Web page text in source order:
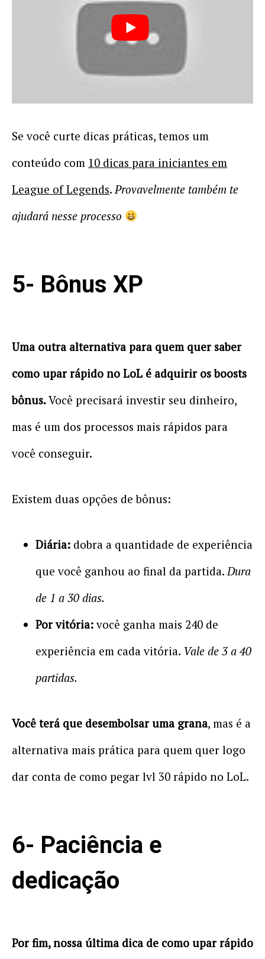
Se você curte dicas práticas, temos um
conteúdo com 10 dicas para iniciantes em
League of Legends.Provavelmente também te
ajudará nesse processo
5- Bônus XP
Uma outra alternativa para quem quer saber
como upar rápido no LoL é adquirir os boosts
bônus.Você precisará investir seu dinheiro,
mas é um dos processos mais rápidos para
você conseguir.
Existem duas opções de bônus:
Diária: dobra a quantidade de experiência
que você ganhou ao final da partida.Dura
de 1 a 30 dias.
Por vitória:você ganha mais 240 de
experiência em cada vitória. Vale de 3 a 40
partidas.
Você terá que desembolsar uma grana, mas é a
alternativa mais prática para quem quer logo
dar conta de como pegar lvl 30 rápido no LoL.
6- Paciência e
dedicação
Por fim, nossa última dica de como upar rápido